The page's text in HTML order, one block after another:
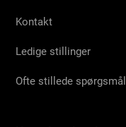
Kontakt
Ledige stillinger
Ofte stillede spørgsmål